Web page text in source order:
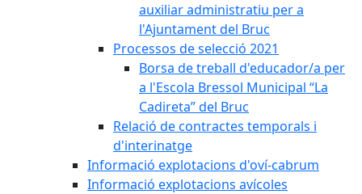
auxiliar administratiu per a
l'Ajuntament del Bruc
Processos de selecció 2021
Borsa de treball d'educador/a per
a l'Escola Bressol Municipal “La
Cadireta” del Bruc
Relació de contractes temporals i
d'interinatge
Informació explotacions d'oví-cabrum
Informació explotacions avícoles